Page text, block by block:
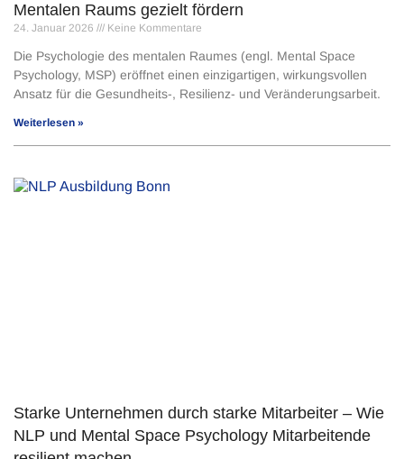
Mentalen Raums gezielt fördern
24. Januar 2026 Keine Kommentare
Die Psychologie des mentalen Raumes (engl. Mental Space
Psychology, MSP) eröffnet einen einzigartigen, wirkungsvollen
Ansatz für die Gesundheits-, Resilienz- und Veränderungsarbeit.
Weiterlesen »
Starke Unternehmen durch starke Mitarbeiter – Wie
NLP und Mental Space Psychology Mitarbeitende